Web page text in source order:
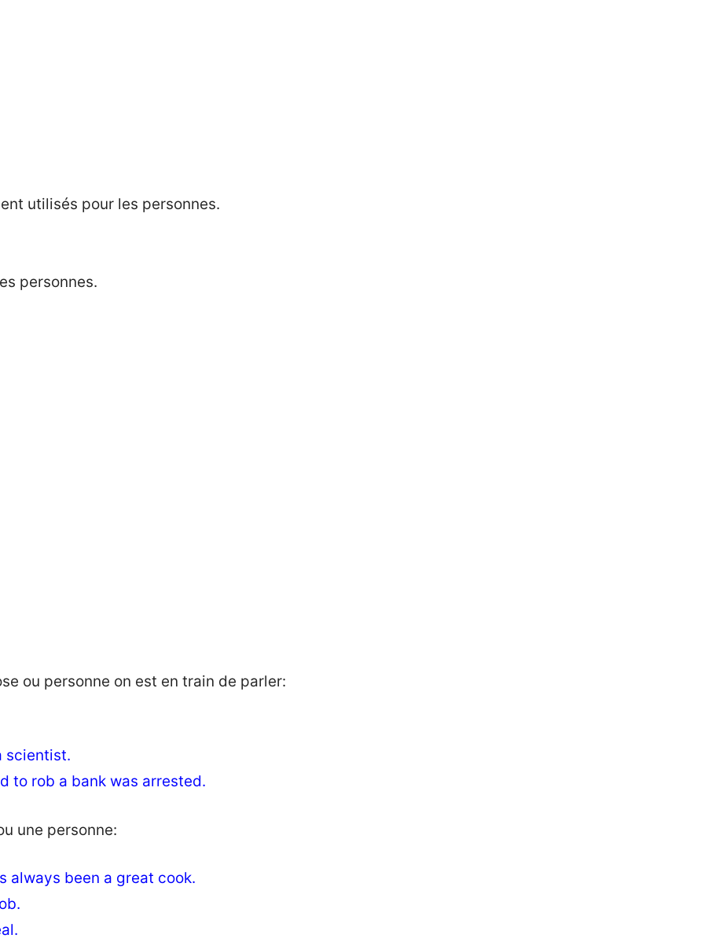
utilisés pour les personnes.
personnes.
ou personne on est en train de parler:
scientist.
to rob a bank was arrested.
une personne:
always been a great cook.